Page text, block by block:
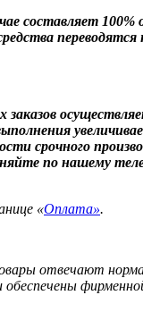
составляет
заказов
срочного
по нашему
«Оплата».
отвечают